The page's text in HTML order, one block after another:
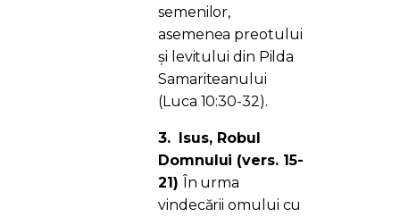
semenilor,
asemenea preotului
și levitului din Pilda
Samariteanului
(Luca 10:30-32).
3. Isus, Robul
Domnului (vers. 15-
21) În urma
vindecării omului cu